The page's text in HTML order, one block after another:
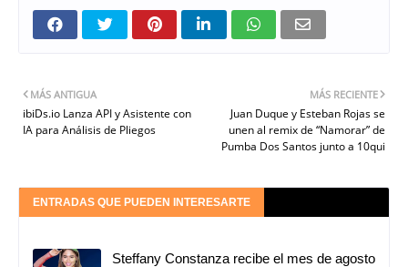
MÁS RECIENTE
Juan Duque y Esteban Rojas se
unen al remix de “Namorar” de
Pumba Dos Santos junto a 10qui
MÁS ANTIGUA
ibiDs.io Lanza API y Asistente con
IA para Análisis de Pliegos
ENTRADAS QUE PUEDEN INTERESARTE
Steffany Constanza recibe el mes de agosto